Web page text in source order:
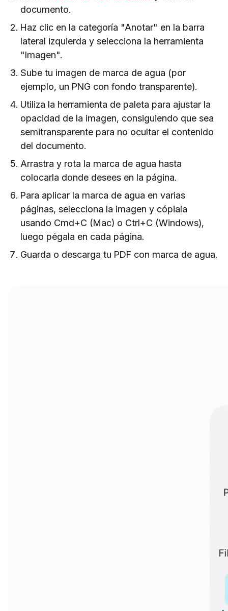
documento.
Haz clic en la categoría "Anotar" en la barra
lateral izquierda y selecciona la herramienta
"Imagen".
Sube tu imagen de marca de agua (por
ejemplo, un PNG con fondo transparente).
Utiliza la herramienta de paleta para ajustar la
opacidad de la imagen, consiguiendo que sea
semitransparente para no ocultar el contenido
del documento.
Arrastra y rota la marca de agua hasta
colocarla donde desees en la página.
Para aplicar la marca de agua en varias
páginas, selecciona la imagen y cópiala
usando Cmd+C (Mac) o Ctrl+C (Windows),
luego pégala en cada página.
Guarda o descarga tu PDF con marca de agua.